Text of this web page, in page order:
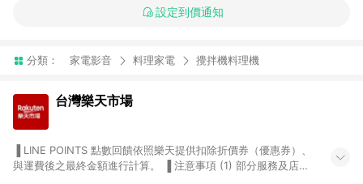
設定到價通知
分類： 家電影音 料理家電 攪拌機料理機
台灣樂天市場
與運費後之最終金額進行計算。 ▐ 注意事項 (1) 部分服務及店家